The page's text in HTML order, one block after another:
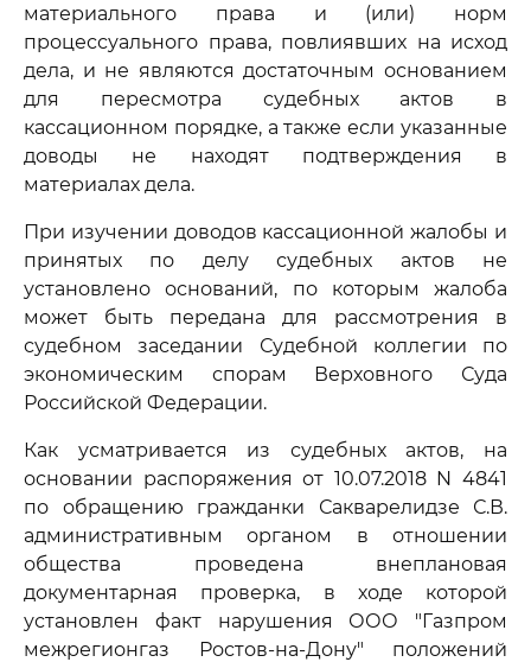
материального права и (или) норм
процессуального права, повлиявших на исход
дела, и не являются достаточным основанием
для пересмотра судебных актов в
кассационном порядке, а также если указанные
доводы не находят подтверждения в
материалах дела.
При изучении доводов кассационной жалобы и
принятых по делу судебных актов не
установлено оснований, по которым жалоба
может быть передана для рассмотрения в
судебном заседании Судебной коллегии по
экономическим спорам Верховного Суда
Российской Федерации.
Как усматривается из судебных актов, на
основании распоряжения от 10.07.2018 N 4841
по обращению гражданки Сакварелидзе С.В.
административным органом в отношении
общества проведена внеплановая
документарная проверка, в ходе которой
установлен факт нарушения ООО "Газпром
межрегионгаз Ростов-на-Дону" положений